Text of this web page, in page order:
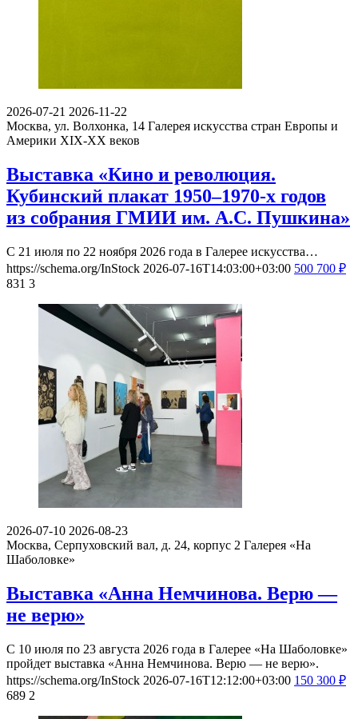
2026-07-21 2026-11-22
Москва, ул. Волхонка, 14 Галерея искусства стран Европы и
Америки XIX-ХХ веков
Выставка «Кино и революция.
Кубинский плакат 1950–1970-х годов
из собрания ГМИИ им. А.С. Пушкина»
С 21 июля по 22 ноября 2026 года в Галерее искусства…
https://schema.org/InStock 2026-07-16T14:03:00+03:00 500 700 ₽
831 3
2026-07-10 2026-08-23
Москва, Серпуховский вал, д. 24, корпус 2 Галерея «На
Шаболовке»
Выставка «Анна Немчинова. Верю —
не верю»
С 10 июля по 23 августа 2026 года в Галерее «На Шаболовке»
пройдет выставка «Анна Немчинова. Верю — не верю».
https://schema.org/InStock 2026-07-16T12:12:00+03:00 150 300 ₽
689 2